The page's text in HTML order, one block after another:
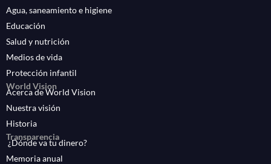
Agua, saneamiento e higiene
Educación
Salud y nutrición
Medios de vida
Protección infantil
World Vision
Acerca de World Vision
Nuestra visión
Historia
Transparencia
¿Dónde va tu dinero?
Memoria anual